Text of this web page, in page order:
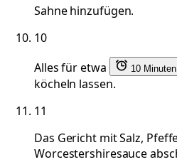
Sahne hinzufügen.
10
Alles für etwa
10 Minuten
köcheln lassen.
11
Das Gericht mit Salz,
Worcestershiresauce